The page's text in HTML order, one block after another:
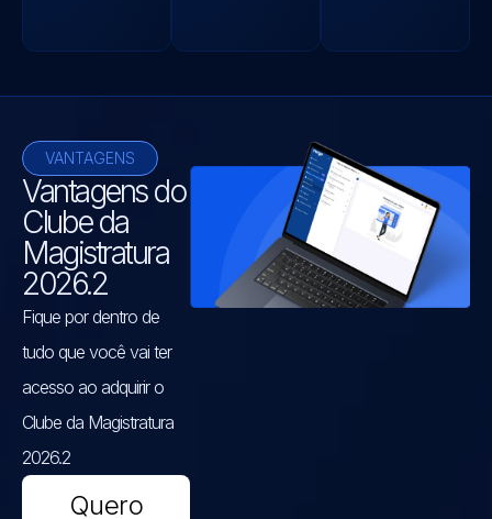
VANTAGENS
Vantagens do
Clube da
Magistratura
2026.2
Fique por dentro de
tudo que você vai ter
acesso ao adquirir o
Clube da Magistratura
2026.2
Quero